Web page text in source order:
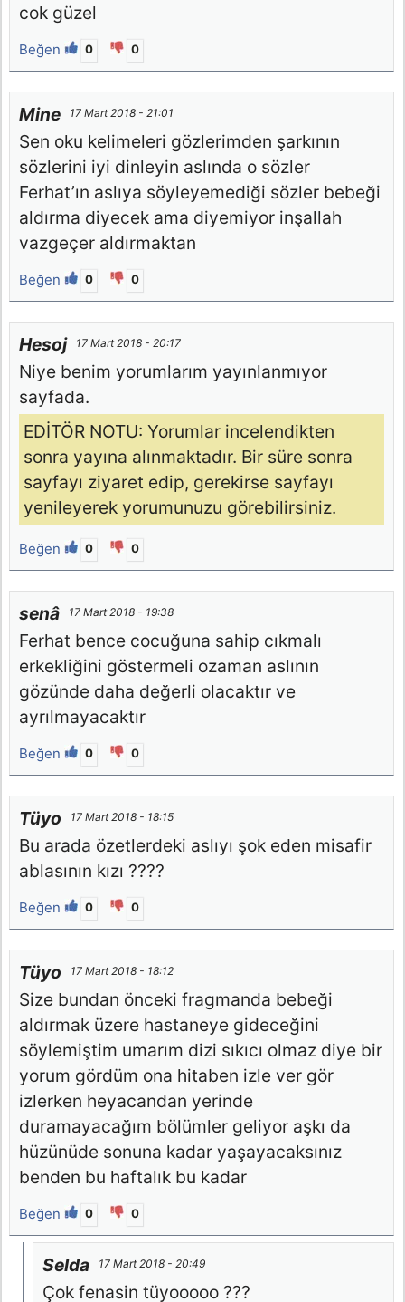
cok güzel
Beğen 0 0
Mine 17 Mart 2018 - 21:01
Sen oku kelimeleri gözlerimden şarkının
sözlerini iyi dinleyin aslında o sözler
Ferhat’ın aslıya söyleyemediği sözler bebeği
aldırma diyecek ama diyemiyor inşallah
vazgeçer aldırmaktan
Beğen 0 0
Hesoj 17 Mart 2018 - 20:17
Niye benim yorumlarım yayınlanmıyor
sayfada.
EDİTÖR NOTU: Yorumlar incelendikten
sonra yayına alınmaktadır. Bir süre sonra
sayfayı ziyaret edip, gerekirse sayfayı
yenileyerek yorumunuzu görebilirsiniz.
Beğen 0 0
senâ 17 Mart 2018 - 19:38
Ferhat bence cocuğuna sahip cıkmalı
erkekliğini göstermeli ozaman aslının
gözünde daha değerli olacaktır ve
ayrılmayacaktır
Beğen 0 0
Tüyo 17 Mart 2018 - 18:15
Bu arada özetlerdeki aslıyı şok eden misafir
ablasının kızı ????
Beğen 0 0
Tüyo 17 Mart 2018 - 18:12
Size bundan önceki fragmanda bebeği
aldırmak üzere hastaneye gideceğini
söylemiştim umarım dizi sıkıcı olmaz diye bir
yorum gördüm ona hitaben izle ver gör
izlerken heyacandan yerinde
duramayacağım bölümler geliyor aşkı da
hüzünüde sonuna kadar yaşayacaksınız
benden bu haftalık bu kadar
Beğen 0 0
Selda 17 Mart 2018 - 20:49
Çok fenasin tüyooooo ???